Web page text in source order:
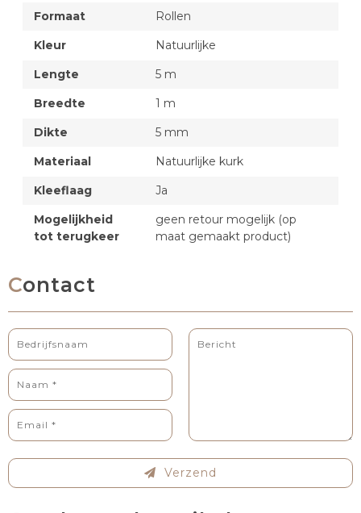
Formaat
Rollen
Kleur
Natuurlijke
Lengte
5 m
Breedte
1 m
Dikte
5 mm
Materiaal
Natuurlijke kurk
Kleeflaag
Ja
Mogelijkheid
tot terugkeer
geen retour mogelijk (op
maat gemaakt product)
Contact
Verzend